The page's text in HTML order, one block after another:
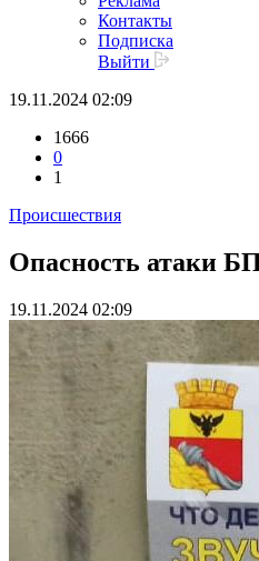
Контакты
Подписка
Выйти
19.11.2024 02:09
1666
0
1
Происшествия
Опасность атаки
19.11.2024 02:09